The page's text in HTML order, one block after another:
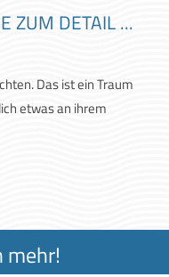
ZUM DETAIL ...
Das ist ein Traum
etwas an ihrem
mehr!